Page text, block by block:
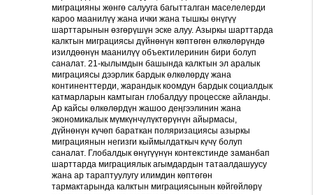
миграцияны жөнгө салууга багытталган маселелерди
кароо маанилүү жана ички жана тышкы өнүгүү
шарттарынын өзгөрүшүн эске алуу. Азыркы шарттарда
калктын миграциясы дүйнөнүн көптөгөн өлкөлөрүндө
изилдөөнүн маанилүү объектилеринин бири болуп
саналат. 21-кылымдын башында калктын эл аралык
миграциясы дээрлик бардык өлкөлөрдү жана
континенттерди, жарандык коомдун бардык социалдык
катмарларын камтыган глобалдуу процесске айланды.
Ар кайсы өлкөлөрдүн жашоо деңгээлинин жана
экономикалык мүмкүнчүлүктөрүнүн айырмасы,
дүйнөнүн күчөп бараткан поляризациясы азыркы
миграциянын негизги кыймылдаткыч күчү болуп
саналат. Глобалдык өнүгүүнүн контекстинде заманбап
шарттарда миграциялык агымдардын татаалдашуусу
жана ар тараптуулугу илимдин көптөгөн
тармактарында калктын миграциясынын көйгөйлөрү